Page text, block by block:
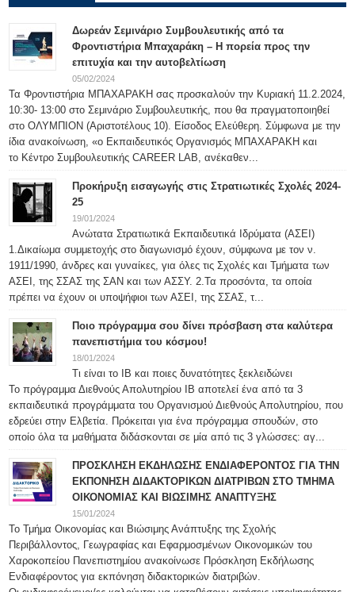
Δωρεάν Σεμινάριο Συμβουλευτικής από τα
Φροντιστήρια Μπαχαράκη – Η πορεία προς την
επιτυχία και την αυτοβελτίωση
05/02/2024
Τα Φροντιστήρια ΜΠΑΧΑΡΑΚΗ σας προσκαλούν την Κυριακή 11.2.2024,
10:30- 13:00 στο Σεμινάριο Συμβουλευτικής, που θα πραγματοποιηθεί
στο ΟΛΥΜΠΙΟΝ (Αριστοτέλους 10). Είσοδος Ελεύθερη. Σύμφωνα με την
ίδια ανακοίνωση, «ο Εκπαιδευτικός Οργανισμός ΜΠΑΧΑΡΑΚΗ και
το Κέντρο Συμβουλευτικής CAREER LAB, ανέκαθεν...
Προκήρυξη εισαγωγής στις Στρατιωτικές Σχολές 2024-
25
19/01/2024
Ανώτατα Στρατιωτικά Εκπαιδευτικά Ιδρύματα (ΑΣΕΙ)
1.Δικαίωμα συμμετοχής στο διαγωνισμό έχουν, σύμφωνα με τον ν.
1911/1990, άνδρες και γυναίκες, για όλες τις Σχολές και Τμήματα των
ΑΣΕΙ, της ΣΣΑΣ της ΣΑΝ και των ΑΣΣΥ. 2.Τα προσόντα, τα οποία
πρέπει να έχουν οι υποψήφιοι των ΑΣΕΙ, της ΣΣΑΣ, τ...
Ποιο πρόγραμμα σου δίνει πρόσβαση στα καλύτερα
πανεπιστήμια του κόσμου!
18/01/2024
Τι είναι το IB και ποιες δυνατότητες ξεκλειδώνει
Το πρόγραμμα Διεθνούς Απολυτηρίου IB αποτελεί ένα από τα 3
εκπαιδευτικά προγράμματα του Οργανισμού Διεθνούς Απολυτηρίου, που
εδρεύει στην Ελβετία. Πρόκειται για ένα πρόγραμμα σπουδών, στο
οποίο όλα τα μαθήματα διδάσκονται σε μία από τις 3 γλώσσες: αγ...
ΠΡΟΣΚΛΗΣΗ ΕΚΔΗΛΩΣΗΣ ΕΝΔΙΑΦΕΡΟΝΤΟΣ ΓΙΑ ΤΗΝ
ΕΚΠΟΝΗΣΗ ΔΙΔΑΚΤΟΡΙΚΩΝ ΔΙΑΤΡΙΒΩΝ ΣΤΟ ΤΜΗΜΑ
ΟΙΚΟΝΟΜΙΑΣ ΚΑΙ ΒΙΩΣΙΜΗΣ ΑΝΑΠΤΥΞΗΣ
15/01/2024
Το Τμήμα Οικονομίας και Βιώσιμης Ανάπτυξης της Σχολής
Περιβάλλοντος, Γεωγραφίας και Εφαρμοσμένων Οικονομικών του
Χαροκοπείου Πανεπιστημίου ανακοίνωσε Πρόσκληση Εκδήλωσης
Ενδιαφέροντος για εκπόνηση διδακτορικών διατριβών.